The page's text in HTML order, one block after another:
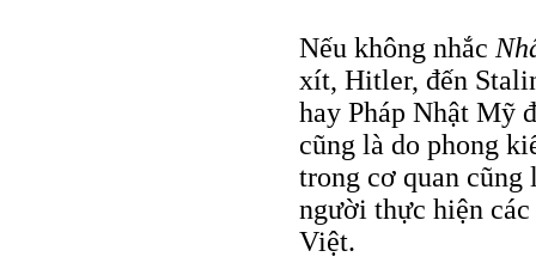
Nếu không nhắc
xít, Hitler, đến
hay Pháp Nhật Mỹ
cũng là do phong
trong cơ quan cũng
người thực hiện
Việt.